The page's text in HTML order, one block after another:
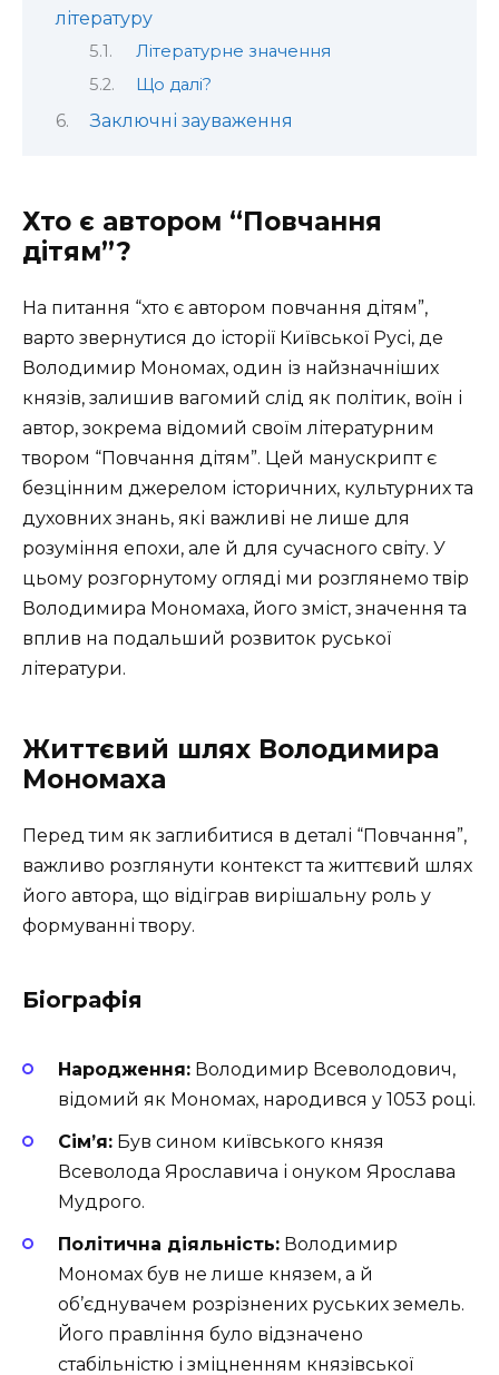
літературу
Літературне значення
Що далі?
Заключні зауваження
Хто є автором “Повчання
дітям”?
На питання “хто є автором повчання дітям”,
варто звернутися до історії Київської Русі, де
Володимир Мономах, один із найзначніших
князів, залишив вагомий слід як політик, воїн і
автор, зокрема відомий своїм літературним
твором “Повчання дітям”. Цей манускрипт є
безцінним джерелом історичних, культурних та
духовних знань, які важливі не лише для
розуміння епохи, але й для сучасного світу. У
цьому розгорнутому огляді ми розглянемо твір
Володимира Мономаха, його зміст, значення та
вплив на подальший розвиток руської
літератури.
Життєвий шлях Володимира
Мономаха
Перед тим як заглибитися в деталі “Повчання”,
важливо розглянути контекст та життєвий шлях
його автора, що відіграв вирішальну роль у
формуванні твору.
Біографія
Народження: Володимир Всеволодович,
відомий як Мономах, народився у 1053 році.
Сім’я: Був сином київського князя
Всеволода Ярославича і онуком Ярослава
Мудрого.
Політична діяльність: Володимир
Мономах був не лише князем, а й
об’єднувачем розрізнених руських земель.
Його правління було відзначено
стабільністю і зміцненням князівської